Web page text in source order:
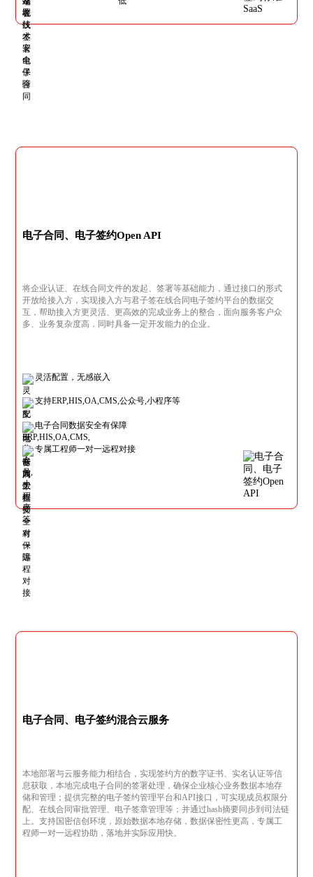
电子合同、电子签约Open API
将企业认证、在线合同文件的发起、签署等基础能力，通过接口的形式
开放给接入方，实现接入方与君子签在线合同电子签约平台的数据交
互，帮助接入方更灵活、更高效的完成业务上的整合，面向服务客户众
多、业务复杂度高，同时具备一定开发能力的企业。
灵活配置，无感嵌入
支持ERP,HIS,OA,CMS,公众号,小程序等
电子合同数据安全有保障
专属工程师一对一远程对接
电子合同、电子签约混合云服务
本地部署与云服务能力相结合，实现签约方的数字证书、实名认证等信
息获取，本地完成电子合同的签署处理，确保企业核心业务数据本地存
储和管理；提供完整的电子签约管理平台和API接口，可实现成员权限分
配、在线合同审批管理、电子签章管理等；并通过hash摘要同步到司法链
上。支持国密信创环境，原始数据本地存储，数据保密性更高，专属工
程师一对一远程协助，落地并实际应用快。